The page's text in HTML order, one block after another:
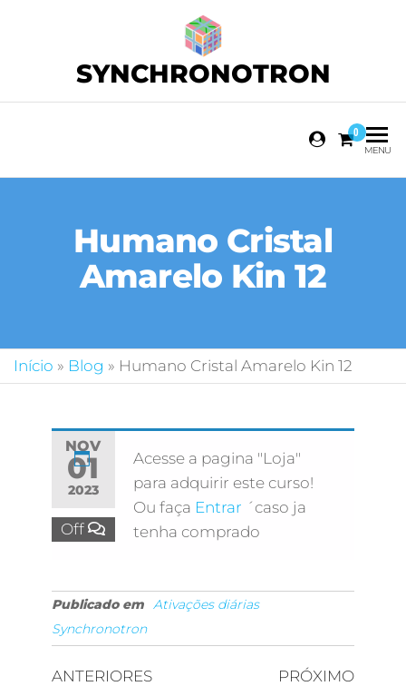
SYNCHRONOTRON
0
MENU
Humano Cristal
Amarelo Kin 12
Início » Blog » Humano Cristal Amarelo Kin 12
NOV
01
2023
Off
Acesse a pagina "Loja"
para adquirir este curso!
Ou faça Entrar ´caso ja
tenha comprado
Publicado em Ativações diárias
Synchronotron
ANTERIORES
PRÓXIMO